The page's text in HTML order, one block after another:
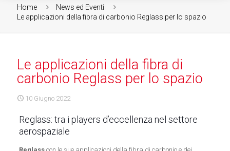
Home
News ed Eventi
Le applicazioni della fibra di carbonio Reglass per lo spazio
Le applicazioni della fibra di
carbonio Reglass per lo spazio
10 Giugno 2022
Reglass: tra i players d’eccellenza nel settore
aerospaziale